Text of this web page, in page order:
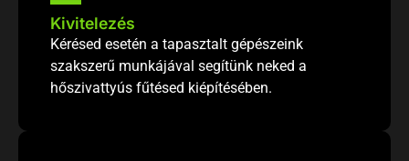
Kivitelezés
Kérésed esetén a tapasztalt gépészeink
szakszerű munkájával segítünk neked a
hőszivattyús fűtésed kiépítésében.